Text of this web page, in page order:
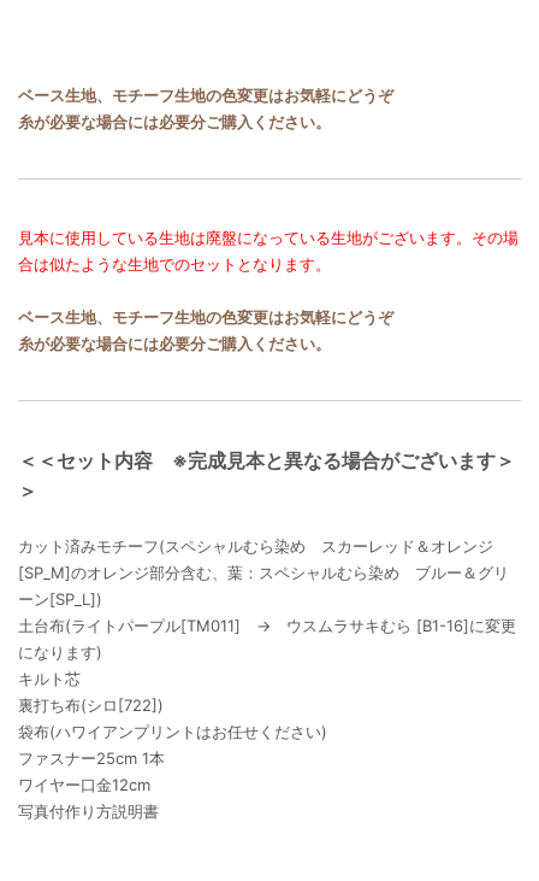
ベース生地、モチーフ生地の色変更はお気軽にどうぞ
糸が必要な場合には必要分ご購入ください。
見本に使用している生地は廃盤になっている生地がございます。その場
合は似たような生地でのセットとなります。
ベース生地、モチーフ生地の色変更はお気軽にどうぞ
糸が必要な場合には必要分ご購入ください。
＜＜セット内容 ※完成見本と異なる場合がございます＞
＞
カット済みモチーフ(スペシャルむら染め スカーレッド＆オレンジ
[SP_M]のオレンジ部分含む、葉：スペシャルむら染め ブルー＆グリ
ーン[SP_L])
土台布(ライトパープル[TM011] → ウスムラサキむら [B1-16]に変更
になります)
キルト芯
裏打ち布(シロ[722])
袋布(ハワイアンプリントはお任せください)
ファスナー25cm 1本
ワイヤー口金12cm
写真付作り方説明書